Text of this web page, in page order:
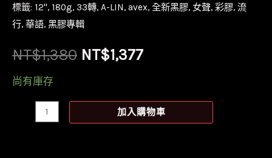
標籤: 12'', 180g, 33轉, A-LIN, avex, 全新黑膠, 女聲, 彩膠, 流
行, 華語, 黑膠專輯
NT$1,380 原
NT$1,377目
價
尚有庫存
加入購物車